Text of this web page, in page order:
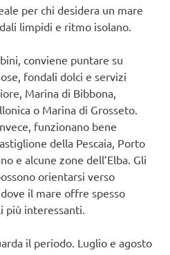
per chi desidera un mare
limpidi e ritmo isolano.
conviene puntare su
fondali dolci e servizi
Marina di Bibbona,
o Marina di Grosseto.
funzionano bene
della Pescaia, Porto
e alcune zone dell’Elba. Gli
orientarsi verso
il mare offre spesso
più interessanti.
il periodo. Luglio e agosto